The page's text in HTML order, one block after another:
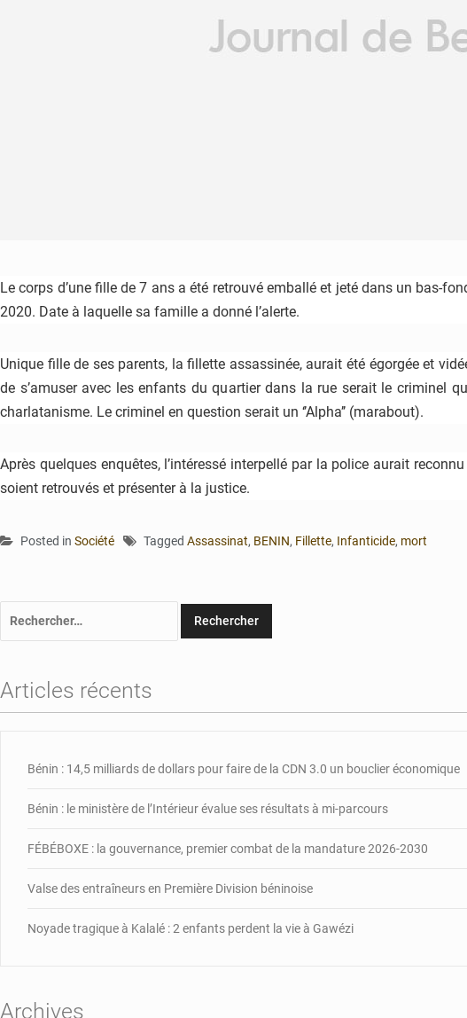
Le corps d’une fille de 7 ans a été retrouvé emballé et jeté dans un bas-
2020. Date à laquelle sa famille a donné l’alerte.
Unique fille de ses parents, la fillette assassinée, aurait été égorgée et
de s’amuser avec les enfants du quartier dans la rue serait le criminel
charlatanisme. Le criminel en question serait un ‘’Alpha’’ (marabout).
Après quelques enquêtes, l’intéressé interpellé par la police aurait
soient retrouvés et présenter à la justice.
Posted in Société Tagged Assassinat, BENIN, Fillette, Infanticide, mort
Articles récents
Bénin : 14,5 milliards de dollars pour faire de la CDN 3.0 un bouclier économique
Bénin : le ministère de l’Intérieur évalue ses résultats à mi-parcours
FÉBÉBOXE : la gouvernance, premier combat de la mandature 2026-2030
Valse des entraîneurs en Première Division béninoise
Noyade tragique à Kalalé : 2 enfants perdent la vie à Gawézi
Archives